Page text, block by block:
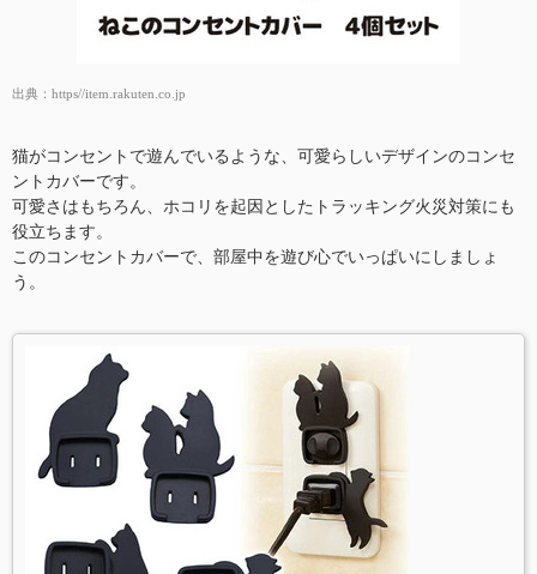
出典： https//item.rakuten.co.jp
猫がコンセントで遊んでいるような、可愛らしいデザインのコンセ
ントカバーです。
可愛さはもちろん、ホコリを起因としたトラッキング火災対策にも
役立ちます。
このコンセントカバーで、部屋中を遊び心でいっぱいにしましょ
う。